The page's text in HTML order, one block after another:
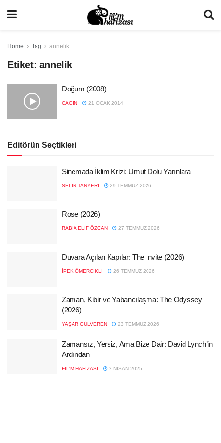
Home Tag annelik
Etiket: annelik
Doğum (2008)
CAGIN 21 OCAK 2014
Editörün Seçtikleri
Sinemada İklim Krizi: Umut Dolu Yarınlara
SELIN TANYERI 29 TEMMUZ 2026
Rose (2026)
RABIA ELIF ÖZCAN 27 TEMMUZ 2026
Duvara Açılan Kapılar: The Invite (2026)
İPEK ÖMERCIKLI 26 TEMMUZ 2026
Zaman, Kibir ve Yabancılaşma: The Odyssey
(2026)
YAŞAR GÜLVEREN 23 TEMMUZ 2026
Zamansız, Yersiz, Ama Bize Dair: David Lynch’in
Ardından
FIL'M HAFIZASI 2 NISAN 2025